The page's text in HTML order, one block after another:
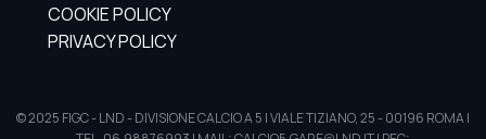
COOKIE POLICY
PRIVACY POLICY
© 2025 FIGC - LND - DIVISIONE CALCIO A 5 | VIALE TIZIANO, 25 - 00196 ROMA |